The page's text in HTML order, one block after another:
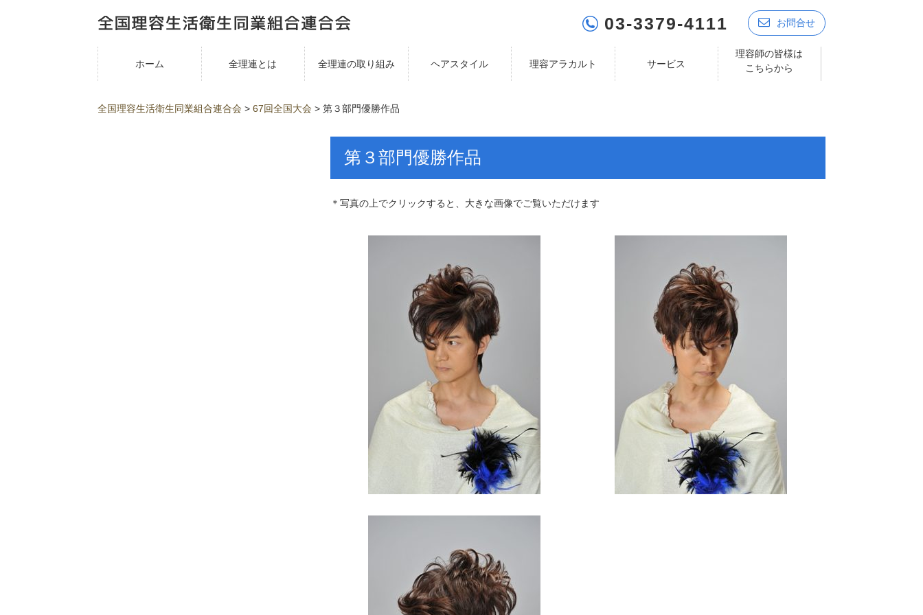
03-3379-4111 お問合せ
ホーム 全理連とは 全理連の取り組み ヘアスタイル 理容アラカルト サービス
理容師の皆様は
こちらから
全国理容生活衛生同業組合連合会 > 67回全国大会 > 第３部門優勝作品
第３部門優勝作品
＊写真の上でクリックすると、大きな画像でご覧いただけます